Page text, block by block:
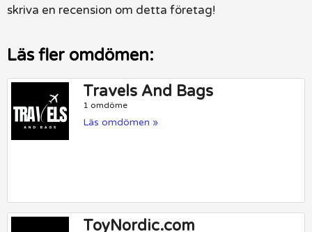
skriva en recension om detta företag!
Läs fler omdömen:
Travels And Bags
1 omdöme
Läs omdömen »
ToyNordic.com